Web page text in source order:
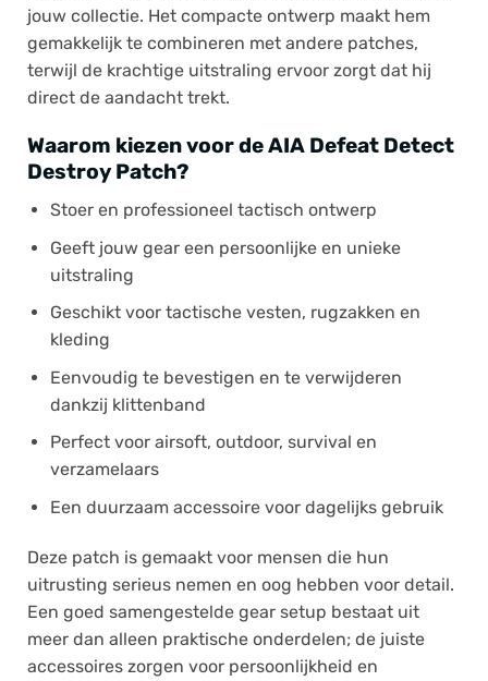
jouw collectie. Het compacte ontwerp maakt hem
gemakkelijk te combineren met andere patches,
terwijl de krachtige uitstraling ervoor zorgt dat hij
direct de aandacht trekt.
Waarom kiezen voor de AIA Defeat Detect
Destroy Patch?
Stoer en professioneel tactisch ontwerp
Geeft jouw gear een persoonlijke en unieke
uitstraling
Geschikt voor tactische vesten, rugzakken en
kleding
Eenvoudig te bevestigen en te verwijderen
dankzij klittenband
Perfect voor airsoft, outdoor, survival en
verzamelaars
Een duurzaam accessoire voor dagelijks gebruik
Deze patch is gemaakt voor mensen die hun
uitrusting serieus nemen en oog hebben voor detail.
Een goed samengestelde gear setup bestaat uit
meer dan alleen praktische onderdelen; de juiste
accessoires zorgen voor persoonlijkheid en